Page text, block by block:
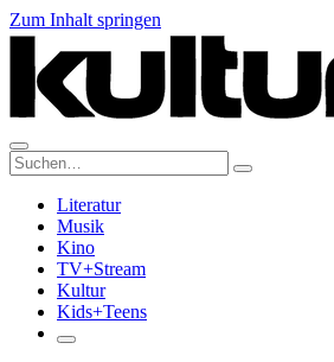
Zum Inhalt springen
Suche:
Literatur
Musik
Kino
TV+Stream
Kultur
Kids+Teens